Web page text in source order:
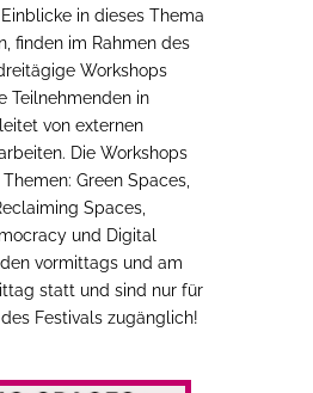
in dieses Thema
finden im Rahmen des
Workshops
Teilnehmenden in
von externen
Die Workshops
Green Spaces,
Spaces,
und Digital
vormittags und am
statt und sind nur für
Festivals zugänglich!